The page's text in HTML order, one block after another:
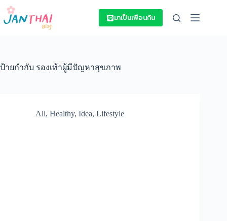
Skip
content
มาเป็นเพื่อนกัน
ป้ายกำกับ รองเท้าผู้มีปัญหาสุขภาพ
All, Healthy, Idea, Lifestyle